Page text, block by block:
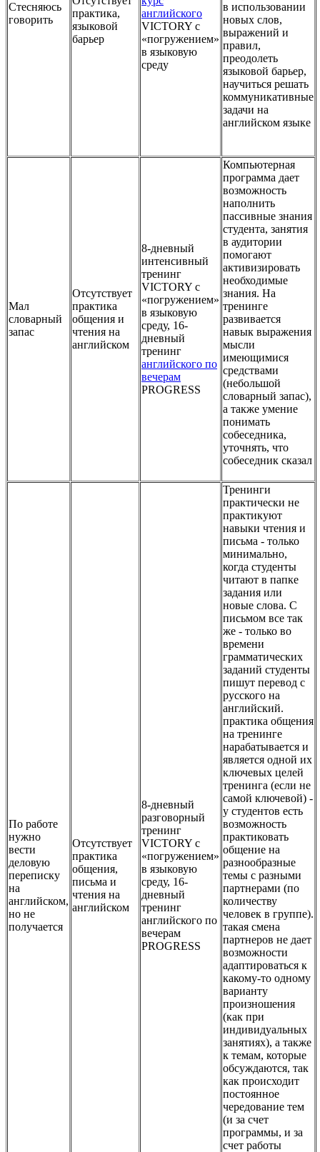
Стесняюсь
говорить
практика,
языковой
барьер
английского
VICTORY с
«погружением»
в языковую
среду
в использовании
новых слов,
выражений и
правил,
преодолеть
языковой барьер,
научиться решать
коммуникативные
задачи на
английском языке
Мал
словарный
запас
Отсутствует
практика
общения и
чтения на
английском
8-дневный
интенсивный
тренинг
VICTORY с
«погружением»
в языковую
среду, 16-
дневный
тренинг
английского по
вечерам
PROGRESS
Компьютерная
программа дает
возможность
наполнить
пассивные знания
студента, занятия
в аудитории
помогают
активизировать
необходимые
знания. На
тренинге
развивается
навык выражения
мысли
имеющимися
средствами
(небольшой
словарный запас),
а также умение
понимать
собеседника,
уточнять, что
собеседник сказал
По работе
нужно
вести
деловую
переписку
на
английском,
но не
получается
Отсутствует
практика
общения,
письма и
чтения на
английском
8-дневный
разговорный
тренинг
VICTORY с
«погружением»
в языковую
среду, 16-
дневный
тренинг
английского по
вечерам
PROGRESS
Тренинги
практически не
практикуют
навыки чтения и
письма - только
минимально,
когда студенты
читают в папке
задания или
новые слова. С
письмом все так
же - только во
времени
грамматических
заданий студенты
пишут перевод с
русского на
английский.
практика общения
на тренинге
нарабатывается и
является одной их
ключевых целей
тренинга (если не
самой ключевой) -
у студентов есть
возможность
практиковать
общение на
разнообразные
темы с разными
партнерами (по
количеству
человек в группе).
такая смена
партнеров не дает
возможности
адаптироваться к
какому-то одному
варианту
произношения
(как при
индивидуальных
занятиях), а также
к темам, которые
обсуждаются, так
как происходит
постоянное
чередование тем
(и за счет
программы, и за
счет работы